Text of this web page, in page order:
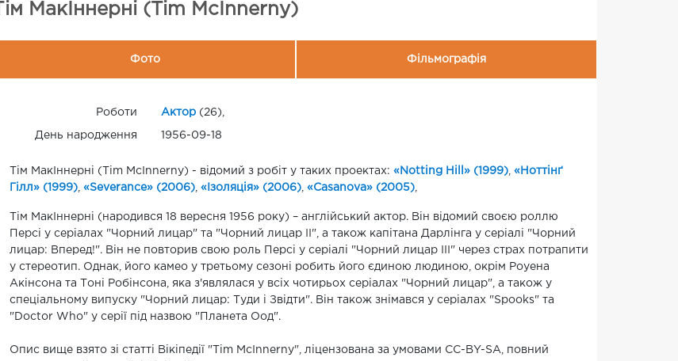
Тім МакІннерні (Tim McInnerny)
Фото Фільмографія
Роботи Актор(26),
День народження 1956-09-18
Тім МакІннерні (Tim McInnerny) - відомий з робіт у таких проектах: «Notting Hill» (1999) «Ноттінґ
Гілл» (1999) «Severance» (2006) «Ізоляція» (2006) «Casanova» (2005)
Тім МакІннерні (народився 18 вересня 1956 року) – англійський актор. Він відомий своєю роллю
Персі у серіалах "Чорний лицар" та "Чорний лицар II", а також капітана Дарлінга у серіалі "Чорний
лицар: Вперед!". Він не повторив свою роль Персі у серіалі "Чорний лицар III" через страх потрапити
у стереотип. Однак, його камео у третьому сезоні робить його єдиною людиною, окрім Роуена
Акінсона та Тоні Робінсона, яка з'являлася у всіх чотирьох серіалах "Чорний лицар", а також у
спеціальному випуску "Чорний лицар: Туди і Звідти". Він також знімався у серіалах "Spooks" та
"Doctor Who" у серії під назвою "Планета Оод".
Опис вище взято зі статті Вікіпедії "Tim McInnerny", ліцензована за умовами CC-BY-SA, повний